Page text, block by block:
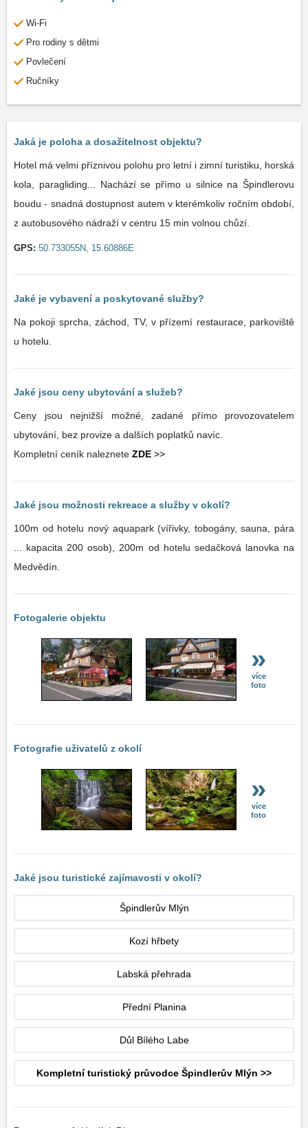
Wi-Fi
Pro rodiny s dětmi
Povlečení
Ručníky
Jaká je poloha a dosažitelnost objektu?
Hotel má velmi příznivou polohu pro letní i zimní turistiku, horská
kola, paragliding... Nachází se přímo u silnice na Špindlerovu
boudu - snadná dostupnost autem v kterémkoliv ročním období,
z autobusového nádraží v centru 15 min volnou chůzí.
GPS: 50.733055N, 15.60886E
Jaké je vybavení a poskytované služby?
Na pokoji sprcha, záchod, TV, v přízemí restaurace, parkoviště
u hotelu.
Jaké jsou ceny ubytování a služeb?
Ceny jsou nejnižší možné, zadané přímo provozovatelem
ubytování, bez provize a dalších poplatků navíc.
Kompletní ceník naleznete ZDE >>
Jaké jsou možnosti rekreace a služby v okolí?
100m od hotelu nový aquapark (vířivky, tobogány, sauna, pára
... kapacita 200 osob), 200m od hotelu sedačková lanovka na
Medvědín.
Fotogalerie objektu
»
více
foto
Fotografie uživatelů z okolí
»
více
foto
Jaké jsou turistické zajímavosti v okolí?
Špindlerův Mlýn
Kozí hřbety
Labská přehrada
Přední Planina
Důl Bílého Labe
Kompletní turistický průvodce Špindlerův Mlýn >>